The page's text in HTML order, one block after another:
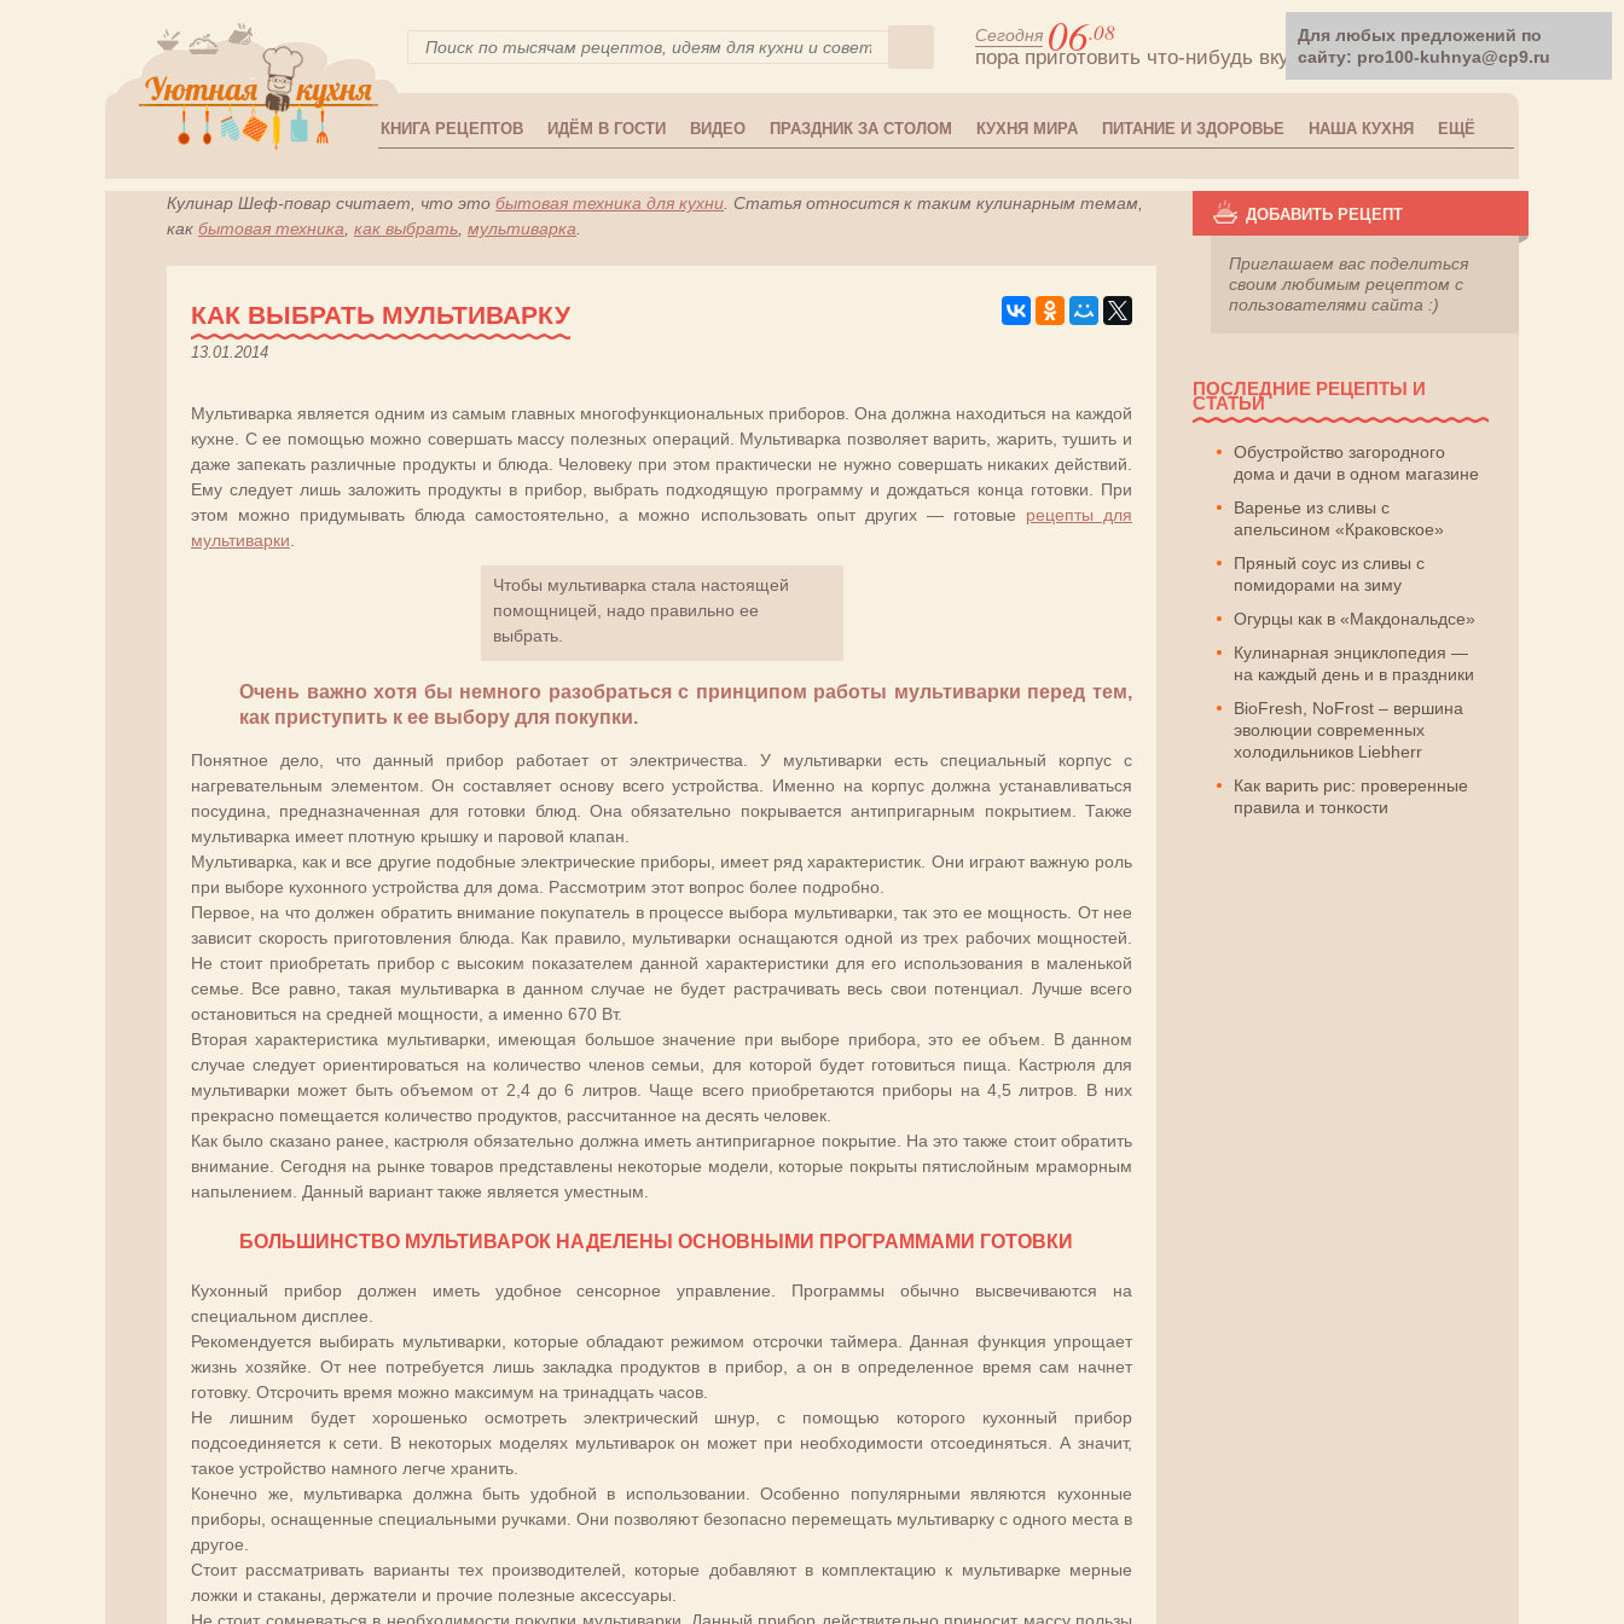
Сегодня 06.08
пора приготовить что-нибудь вкусненькое!
КНИГА РЕЦЕПТОВ ИДЁМ В ГОСТИ ВИДЕО ПРАЗДНИК ЗА СТОЛОМ КУХНЯ МИРА ПИТАНИЕ И ЗДОРОВЬЕ НАША КУХНЯ ЕЩЁ
Кулинар Шеф-повар считает, что это бытовая техника для кухни . Статья относится к таким кулинарным темам,
как бытовая техника как выбрать мультиварка
КАК ВЫБРАТЬ МУЛЬТИВАРКУ
13.01.2014
Мультиварка является одним из самым главных многофункциональных приборов. Она должна находиться на каждой
кухне. С ее помощью можно совершать массу полезных операций. Мультиварка позволяет варить, жарить, тушить и
даже запекать различные продукты и блюда. Человеку при этом практически не нужно совершать никаких действий.
Ему следует лишь заложить продукты в прибор, выбрать подходящую программу и дождаться конца готовки. При
этом можно придумывать блюда самостоятельно, а можно использовать опыт других — готовые рецепты для
мультиварки
Чтобы мультиварка стала настоящей
помощницей, надо правильно ее
выбрать.
Очень важно хотя бы немного разобраться с принципом работы мультиварки перед тем,
как приступить к ее выбору для покупки.
Понятное дело, что данный прибор работает от электричества. У мультиварки есть специальный корпус с
нагревательным элементом. Он составляет основу всего устройства. Именно на корпус должна устанавливаться
посудина, предназначенная для готовки блюд. Она обязательно покрывается антипригарным покрытием. Также
мультиварка имеет плотную крышку и паровой клапан.
Мультиварка, как и все другие подобные электрические приборы, имеет ряд характеристик. Они играют важную роль
при выборе кухонного устройства для дома. Рассмотрим этот вопрос более подробно.
Первое, на что должен обратить внимание покупатель в процессе выбора мультиварки, так это ее мощность. От нее
зависит скорость приготовления блюда. Как правило, мультиварки оснащаются одной из трех рабочих мощностей.
Не стоит приобретать прибор с высоким показателем данной характеристики для его использования в маленькой
семье. Все равно, такая мультиварка в данном случае не будет растрачивать весь свои потенциал. Лучше всего
остановиться на средней мощности, а именно 670 Вт.
Вторая характеристика мультиварки, имеющая большое значение при выборе прибора, это ее объем. В данном
случае следует ориентироваться на количество членов семьи, для которой будет готовиться пища. Кастрюля для
мультиварки может быть объемом от 2,4 до 6 литров. Чаще всего приобретаются приборы на 4,5 литров. В них
прекрасно помещается количество продуктов, рассчитанное на десять человек.
Как было сказано ранее, кастрюля обязательно должна иметь антипригарное покрытие. На это также стоит обратить
внимание. Сегодня на рынке товаров представлены некоторые модели, которые покрыты пятислойным мраморным
напылением. Данный вариант также является уместным.
БОЛЬШИНСТВО МУЛЬТИВАРОК НАДЕЛЕНЫ ОСНОВНЫМИ ПРОГРАММАМИ ГОТОВКИ
Кухонный прибор должен иметь удобное сенсорное управление. Программы обычно высвечиваются на
специальном дисплее.
Рекомендуется выбирать мультиварки, которые обладают режимом отсрочки таймера. Данная функция упрощает
жизнь хозяйке. От нее потребуется лишь закладка продуктов в прибор, а он в определенное время сам начнет
готовку. Отсрочить время можно максимум на тринадцать часов.
Не лишним будет хорошенько осмотреть электрический шнур, с помощью которого кухонный прибор
подсоединяется к сети. В некоторых моделях мультиварок он может при необходимости отсоединяться. А значит,
такое устройство намного легче хранить.
Конечно же, мультиварка должна быть удобной в использовании. Особенно популярными являются кухонные
приборы, оснащенные специальными ручками. Они позволяют безопасно перемещать мультиварку с одного места в
другое.
Стоит рассматривать варианты тех производителей, которые добавляют в комплектацию к мультиварке мерные
ложки и стаканы, держатели и прочие полезные аксессуары.
ДОБАВИТЬ РЕЦЕПТ
Приглашаем вас поделиться
своим любимым рецептом с
пользователями сайта :)
ПОСЛЕДНИЕ РЕЦЕПТЫ И
СТАТЬИ
Обустройство загородного
дома и дачи в одном магазине
Варенье из сливы с
апельсином «Краковское»
Пряный соус из сливы с
помидорами на зиму
Огурцы как в «Макдональдсе»
Кулинарная энциклопедия —
на каждый день и в праздники
BioFresh, NoFrost – вершина
эволюции современных
холодильников Liebherr
Как варить рис: проверенные
правила и тонкости
Для любых предложений по
сайту: pro100-kuhnya@cp9.ru